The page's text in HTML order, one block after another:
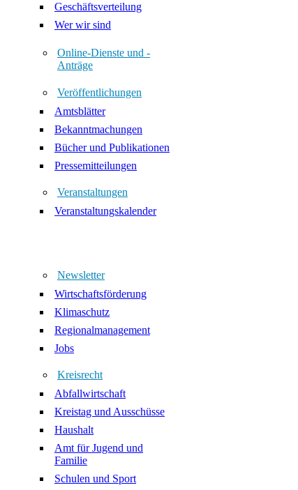
Geschäftsverteilung
Wer wir sind
Online-Dienste und -
Anträge
Veröffentlichungen
Amtsblätter
Bekanntmachungen
Bücher und Publikationen
Pressemitteilungen
Veranstaltungen
Veranstaltungskalender
Newsletter
Wirtschaftsförderung
Klimaschutz
Regionalmanagement
Jobs
Kreisrecht
Abfallwirtschaft
Kreistag und Ausschüsse
Haushalt
Amt für Jugend und
Familie
Schulen und Sport